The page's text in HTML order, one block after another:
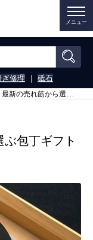
メニュー
ぎ修理 ｜ 砥石
から選ぶ包丁ギフトの選び方と注目モデル
ぶ包丁ギフト